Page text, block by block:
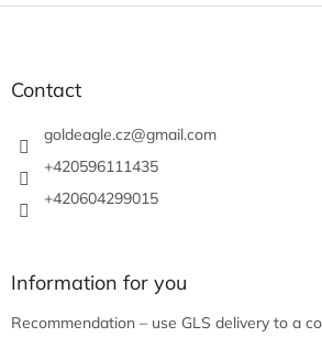
F
Contact
goldeagle.cz@gmail.com
+420596111435
+420604299015
Information for you
Recommendation – use GLS delivery to a